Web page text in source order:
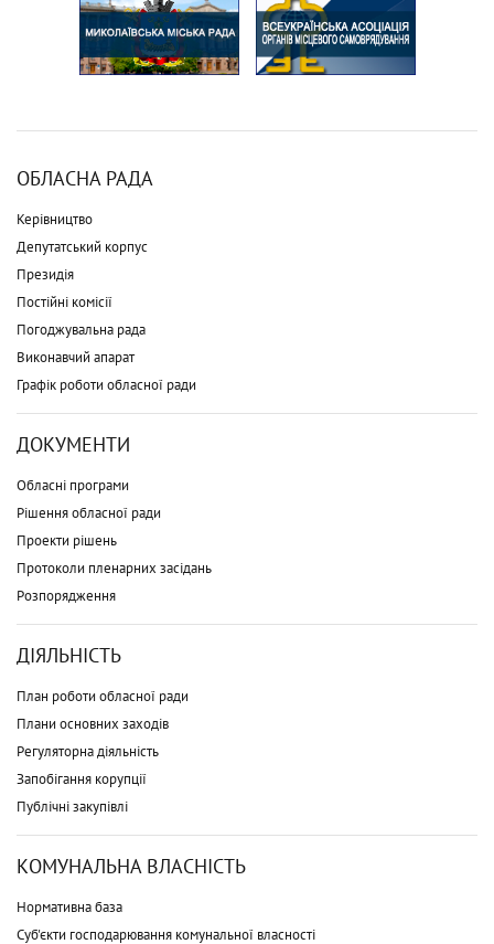
ОБЛАСНА РАДА
Керівництво
Депутатський корпус
Президія
Постійні комісії
Погоджувальна рада
Виконавчий апарат
Графік роботи обласної ради
ДОКУМЕНТИ
Обласні програми
Рішення обласної ради
Проекти рішень
Протоколи пленарних засідань
Розпорядження
ДІЯЛЬНІСТЬ
План роботи обласної ради
Плани основних заходів
Регуляторна діяльність
Запобігання корупції
Публічні закупівлі
КОМУНАЛЬНА ВЛАСНІСТЬ
Нормативна база
Суб'єкти господарювання комунальної власності